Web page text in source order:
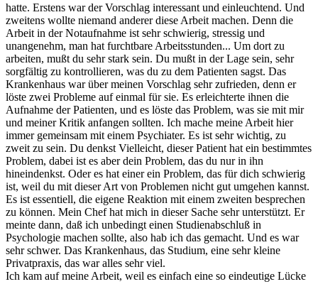
hatte. Erstens war der Vorschlag interessant und einleuchtend. Und
zweitens wollte niemand anderer diese Arbeit machen. Denn die
Arbeit in der Notaufnahme ist sehr schwierig, stressig und
unangenehm, man hat furchtbare Arbeitsstunden... Um dort zu
arbeiten, mußt du sehr stark sein. Du mußt in der Lage sein, sehr
sorgfältig zu kontrollieren, was du zu dem Patienten sagst. Das
Krankenhaus war über meinen Vorschlag sehr zufrieden, denn er
löste zwei Probleme auf einmal für sie. Es erleichterte ihnen die
Aufnahme der Patienten, und es löste das Problem, was sie mit mir
und meiner Kritik anfangen sollten. Ich mache meine Arbeit hier
immer gemeinsam mit einem Psychiater. Es ist sehr wichtig, zu
zweit zu sein. Du denkst Vielleicht, dieser Patient hat ein bestimmtes
Problem, dabei ist es aber dein Problem, das du nur in ihn
hineindenkst. Oder es hat einer ein Problem, das für dich schwierig
ist, weil du mit dieser Art von Problemen nicht gut umgehen kannst.
Es ist essentiell, die eigene Reaktion mit einem zweiten besprechen
zu können. Mein Chef hat mich in dieser Sache sehr unterstützt. Er
meinte dann, daß ich unbedingt einen Studienabschluß in
Psychologie machen sollte, also hab ich das gemacht. Und es war
sehr schwer. Das Krankenhaus, das Studium, eine sehr kleine
Privatpraxis, das war alles sehr viel.
Ich kam auf meine Arbeit, weil es einfach eine so eindeutige Lücke